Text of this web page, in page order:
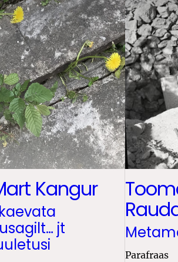
Kangur
jt
Parafraas